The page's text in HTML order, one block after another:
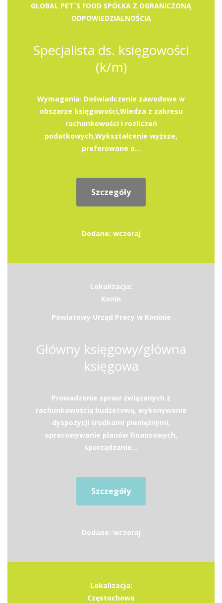
GLOBAL PET`S FOOD SPÓŁKA Z OGRANICZONĄ
ODPOWIEDZIALNOŚCIĄ
Specjalista ds. księgowości
(k/m)
Wymagania: Doświadczenie zawodowe w
obszarze księgowości,Wiedza z zakresu
rachunkowości i rozliczeń
podatkowych,Wykształcenie wyższe,
preferowane o...
Szczegóły
Dodane: wczoraj
Lokalizacja:
Konin
Powiatowy Urząd Pracy w Koninie
Główny księgowy/główna
księgowa
Prowadzenie spraw związanych z
rachunkowością budżetową, wykonywanie
dyspozycji środkami pieniężnymi,
opracowywanie planów finansowych,
sporządzanie...
Szczegóły
Dodane: wczoraj
Lokalizacja:
Częstochowa